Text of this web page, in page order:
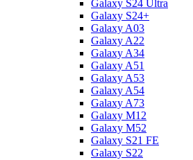
Galaxy S24 Ultra
Galaxy S24+
Galaxy A03
Galaxy A22
Galaxy A34
Galaxy A51
Galaxy A53
Galaxy A54
Galaxy A73
Galaxy M12
Galaxy M52
Galaxy S21 FE
Galaxy S22